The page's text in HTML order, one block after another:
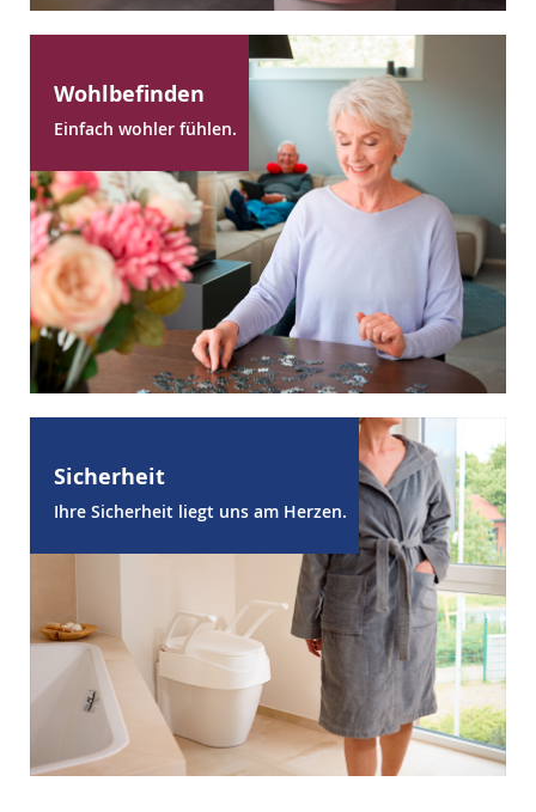
Wohlbefinden
Einfach wohler fühlen.
Sicherheit
Ihre Sicherheit liegt uns am Herzen.